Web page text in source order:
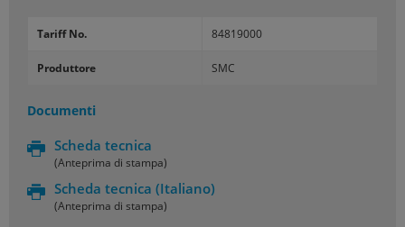
Tariff No. 84819000
Produttore SMC
Documenti
Scheda tecnica
(Anteprima di stampa)
Scheda tecnica (Italiano)
(Anteprima di stampa)